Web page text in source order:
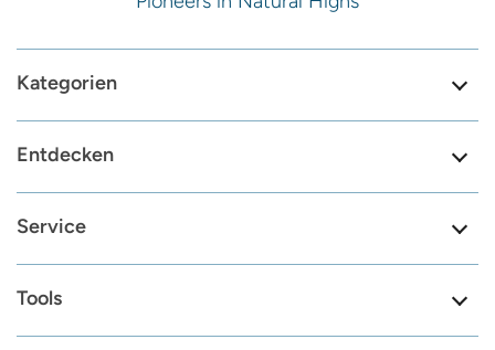
Kategorien
Entdecken
Service
Tools